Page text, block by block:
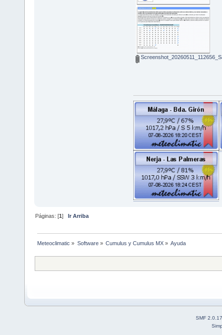
Páginas: [1]Ir Arriba
Meteoclimatic » Software» Cumulus y Cumulus MX» Ayuda
SMF 2.0.17